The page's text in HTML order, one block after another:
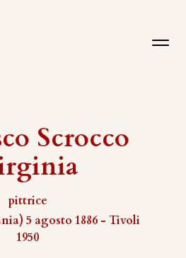
Scrocco
pittrice
5 agosto 1886 - Tivoli
1950